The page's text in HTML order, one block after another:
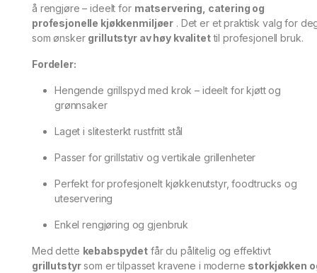
å rengjøre – ideelt for matservering, catering og
profesjonelle kjøkkenmiljøer . Det er et praktisk valg for
som ønsker grillutstyr av høy kvalitettil profesjonell bruk.
Fordeler:
Hengende grillspyd med krok – ideelt for kjøtt og
grønnsaker
Laget i slitesterkt rustfritt stål
Passer for grillstativ og vertikale grillenheter
Perfekt for profesjonelt kjøkkenutstyr, foodtrucks og
uteservering
Enkel rengjøring og gjenbruk
Med dette kebabspydet får du pålitelig og effektivt
grillutstyrsom er tilpasset kravene i moderne storkjøkken